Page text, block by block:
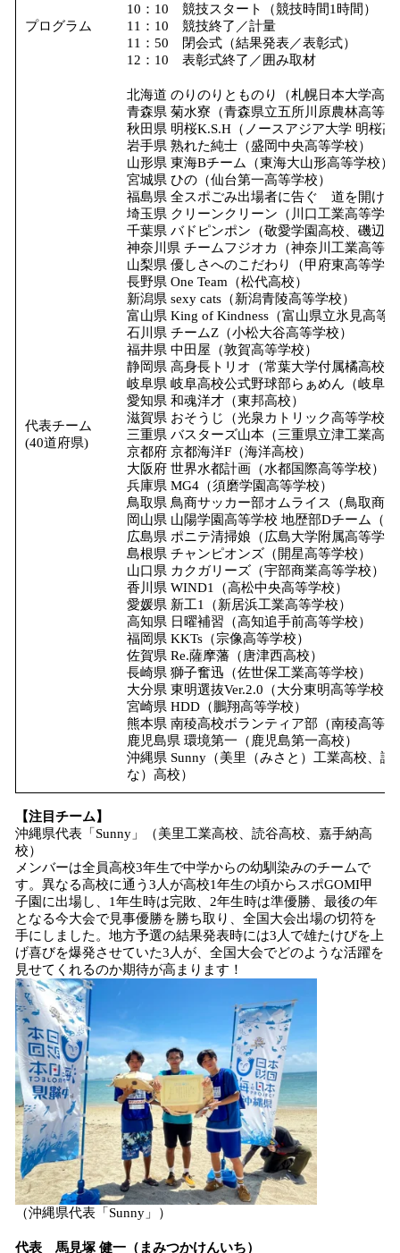
プログラム
10：10 競技スタート（競技時間1時間）
11：10 競技終了／計量
11：50 閉会式（結果発表／表彰式）
12：10 表彰式終了／囲み取材
代表チーム
(40道府県)
北海道 のりのりとものり（札幌日本大学高
青森県 菊水寮（青森県立五所川原農林高等
秋田県 明桜K.S.H（ノースアジア大学 明桜高
岩手県 熟れた純士（盛岡中央高等学校）
山形県 東海Bチーム（東海大山形高等学校）
宮城県 ひの（仙台第一高等学校）
福島県 全スポごみ出場者に告ぐ 道を開け
埼玉県 クリーンクリーン（川口工業高等学
千葉県 バドピンポン（敬愛学園高校、磯辺
神奈川県 チームフジオカ（神奈川工業高等
山梨県 優しさへのこだわり（甲府東高等学
長野県 One Team（松代高校）
新潟県 sexy cats（新潟青陵高等学校）
富山県 King of Kindness（富山県立氷見高等
石川県 チームZ（小松大谷高等学校）
福井県 中田屋（敦賀高等学校）
静岡県 高身長トリオ（常葉大学付属橘高校）
岐阜県 岐阜高校公式野球部らぁめん（岐阜
愛知県 和魂洋才（東邦高校）
滋賀県 おそうじ（光泉カトリック高等学校）
三重県 バスターズ山本（三重県立津工業高
京都府 京都海洋F（海洋高校）
大阪府 世界水都計画（水都国際高等学校）
兵庫県 MG4（須磨学園高等学校）
鳥取県 鳥商サッカー部オムライス（鳥取商
岡山県 山陽学園高等学校 地歴部Dチーム（
広島県 ポニテ清掃娘（広島大学附属高等学
島根県 チャンピオンズ（開星高等学校）
山口県 カクガリーズ（宇部商業高等学校）
香川県 WIND1（高松中央高等学校）
愛媛県 新工1（新居浜工業高等学校）
高知県 日曜補習（高知追手前高等学校）
福岡県 KKTs（宗像高等学校）
佐賀県 Re.薩摩藩（唐津西高校）
長崎県 獅子奮迅（佐世保工業高等学校）
大分県 東明選抜Ver.2.0（大分東明高等学校）
宮崎県 HDD（鵬翔高等学校）
熊本県 南稜高校ボランティア部（南稜高等
鹿児島県 環境第一（鹿児島第一高校）
沖縄県 Sunny（美里（みさと）工業高校、
な）高校）
【注目チーム】
沖縄県代表「Sunny」（美里工業高校、読谷高校、嘉手納高
校）
メンバーは全員高校3年生で中学からの幼馴染みのチームで
す。異なる高校に通う3人が高校1年生の頃からスポGOMI甲
子園に出場し、1年生時は完敗、2年生時は準優勝、最後の年
となる今大会で見事優勝を勝ち取り、全国大会出場の切符を
手にしました。地方予選の結果発表時には3人で雄たけびを上
げ喜びを爆発させていた3人が、全国大会でどのような活躍を
見せてくれるのか期待が高まります！
（沖縄県代表「Sunny」）
代表 馬見塚 健一（まみつかけんいち）